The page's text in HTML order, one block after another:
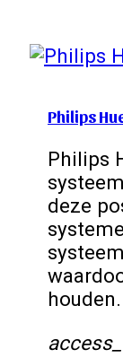
Philips
Philips
deze
houden.